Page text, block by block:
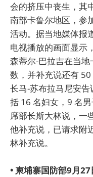
会的挤压中丧生，其
南部卡鲁尔地区，参
活动。据当地媒体报
电视播放的画面显示
森蒂尔-巴拉吉在当
数，并补充说还有
长马-苏布拉马尼安
括 16 名妇女，9 名
席部长斯大林说，一
他补充说，已请求附
林补充说。
• 柬埔寨国防部9月